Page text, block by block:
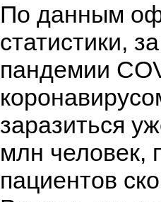
По данным
статистики,
пандемии
заразиться
млн человек,
пациентов